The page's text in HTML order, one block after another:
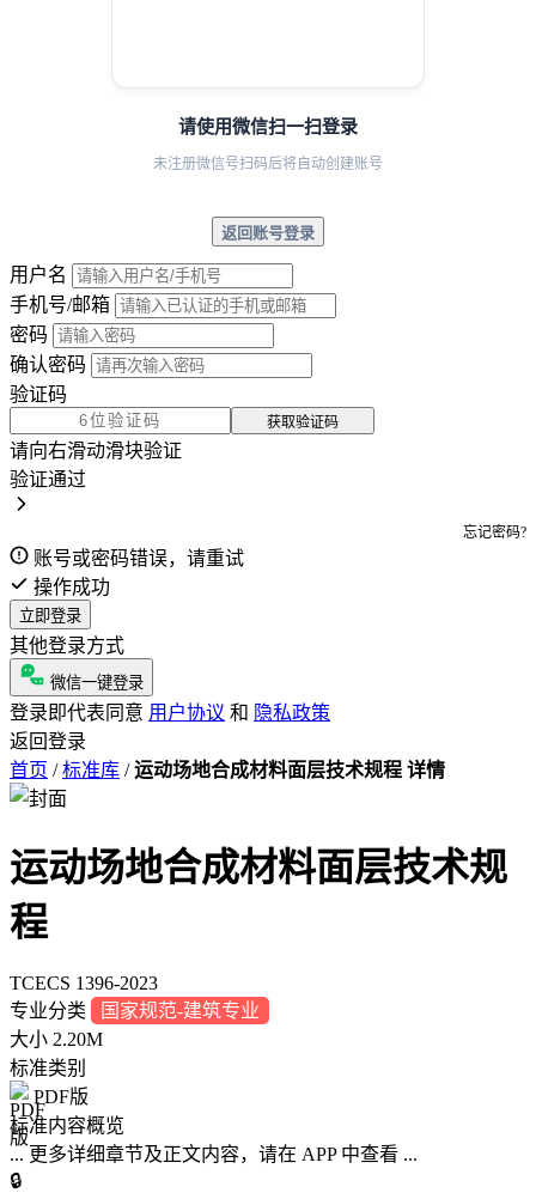
请使用微信扫一扫登录
未注册微信号扫码后将自动创建账号
返回账号登录
用户名
手机号/邮箱
密码
确认密码
验证码
获取验证码
请向右滑动滑块验证
验证通过
忘记密码?
账号或密码错误，请重试
操作成功
立即登录
其他登录方式
微信一键登录
登录即代表同意 用户协议 和 隐私政策
返回登录
首页 / 标准库 / 运动场地合成材料面层技术规程 详情
运动场地合成材料面层技术规
程
TCECS 1396-2023
专业分类
国家规范-建筑专业
大小 2.20M
标准类别
PDF版
标准内容概览
... 更多详细章节及正文内容，请在 APP 中查看 ...
🔒